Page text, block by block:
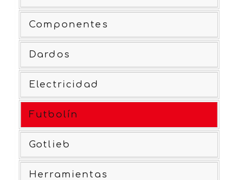
Componentes
Dardos
Electricidad
Futbolín
Gotlieb
Herramientas